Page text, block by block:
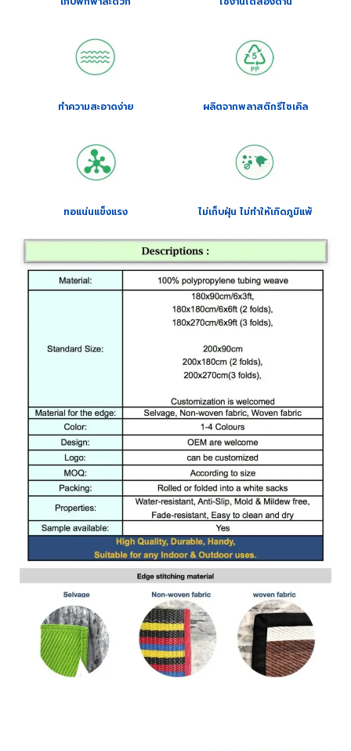
ทำความสะอาดง่าย
ทอแน่นแข็งแรง
ผลิตจากพลาสติกรีไซเคิล
ไม่เก็บฝุ่น ไม่ทำให้เกิดภูมิแพ้